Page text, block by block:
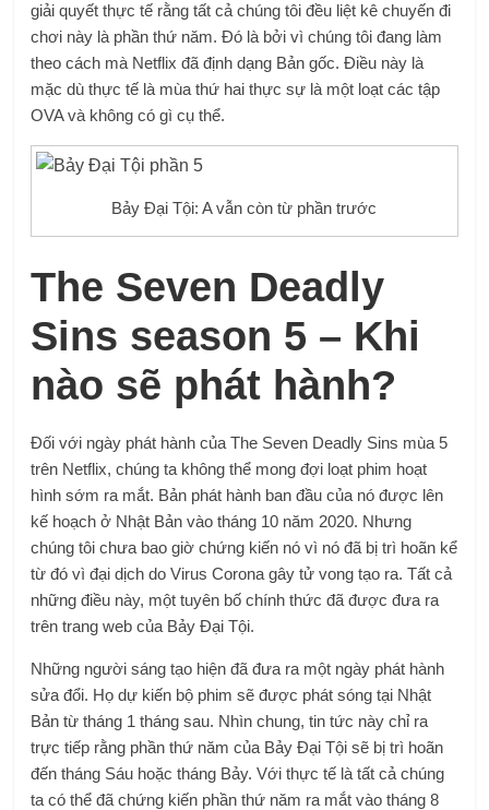
giải quyết thực tế rằng tất cả chúng tôi đều liệt kê chuyến đi
chơi này là phần thứ năm. Đó là bởi vì chúng tôi đang làm
theo cách mà Netflix đã định dạng Bản gốc. Điều này là
mặc dù thực tế là mùa thứ hai thực sự là một loạt các tập
OVA và không có gì cụ thể.
Bảy Đại Tội: A vẫn còn từ phần trước
The Seven Deadly
Sins season 5 – Khi
nào sẽ phát hành?
Đối với ngày phát hành của The Seven Deadly Sins mùa 5
trên Netflix, chúng ta không thể mong đợi loạt phim hoạt
hình sớm ra mắt. Bản phát hành ban đầu của nó được lên
kế hoạch ở Nhật Bản vào tháng 10 năm 2020. Nhưng
chúng tôi chưa bao giờ chứng kiến ​​nó vì nó đã bị trì hoãn kể
từ đó vì đại dịch do Virus Corona gây tử vong tạo ra. Tất cả
những điều này, một tuyên bố chính thức đã được đưa ra
trên trang web của Bảy Đại Tội.
Những người sáng tạo hiện đã đưa ra một ngày phát hành
sửa đổi. Họ dự kiến ​​bộ phim sẽ được phát sóng tại Nhật
Bản từ tháng 1 tháng sau. Nhìn chung, tin tức này chỉ ra
trực tiếp rằng phần thứ năm của Bảy Đại Tội sẽ bị trì hoãn
đến tháng Sáu hoặc tháng Bảy. Với thực tế là tất cả chúng
ta có thể đã chứng kiến ​​phần thứ năm ra mắt vào tháng 8